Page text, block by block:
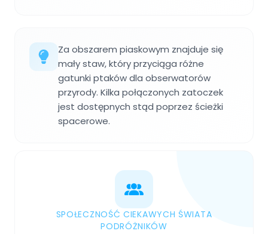
Za obszarem piaskowym znajduje się
mały staw, który przyciąga różne
gatunki ptaków dla obserwatorów
przyrody. Kilka połączonych zatoczek
jest dostępnych stąd poprzez ścieżki
spacerowe.
SPOŁECZNOŚĆ CIEKAWYCH ŚWIATA
PODRÓŻNIKÓW